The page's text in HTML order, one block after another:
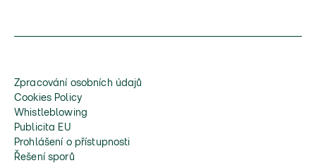
Zpracování osobních údajů
Cookies Policy
Whistleblowing
Publicita EU
Prohlášení o přístupnosti
Řešení sporů